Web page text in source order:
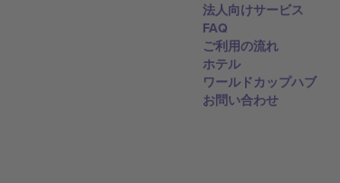
法人向けサービス
FAQ
ご利用の流れ
ホテル
ワールドカップハブ
お問い合わせ